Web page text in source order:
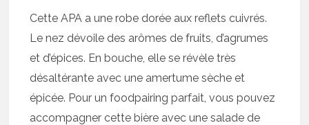
Cette APA a une robe dorée aux reflets cuivrés.
Le nez dévoile des arômes de fruits, d’agrumes
et d’épices. En bouche, elle se révèle très
désaltérante avec une amertume sèche et
épicée. Pour un foodpairing parfait, vous pouvez
accompagner cette bière avec une salade de